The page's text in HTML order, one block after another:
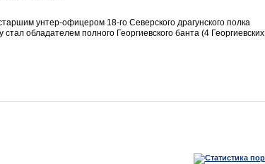
унтер-офицером 18-го Северского драгунского полка
обладателем полного Георгиевского бан­та (4 Георгиевских